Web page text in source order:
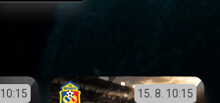
10:15 15. 8. 10:15